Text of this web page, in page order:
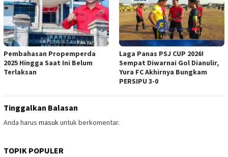
Pembahasan Propemperda
2025 Hingga Saat Ini Belum
Terlaksan
Laga Panas PSJ CUP 2026!
Sempat Diwarnai Gol Dianulir,
Yura FC Akhirnya Bungkam
PERSIPU 3-0
Tinggalkan Balasan
Anda harus masukuntuk berkomentar.
TOPIK POPULER